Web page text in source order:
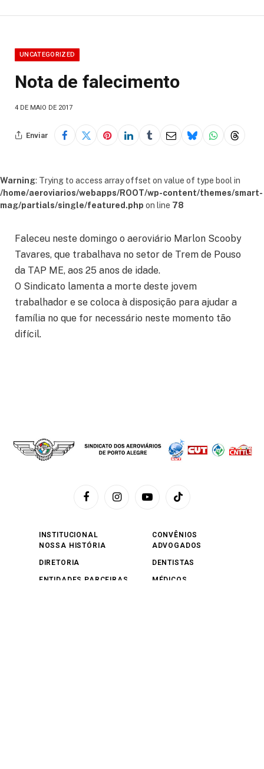
UNCATEGORIZED
Nota de falecimento
4 DE MAIO DE 2017
Enviar
Warning: Trying to access array offset on value of type bool in
/home/aeroviarios/webapps/ROOT/wp-content/themes/smart-
mag/partials/single/featured.php on line 78
Faleceu neste domingo o aeroviário Marlon Scooby
Tavares, que trabalhava no setor de Trem de Pouso
da TAP ME, aos 25 anos de idade.
O Sindicato lamenta a morte deste jovem
trabalhador e se coloca à disposição para ajudar a
família no que for necessário neste momento tão
difícil.
FacebookInstagramYouTubeTikTok
INSTITUCIONAL
NOSSA HISTÓRIA
DIRETORIA
ENTIDADES PARCEIRAS
CONVÊNIOS
ADVOGADOS
DENTISTAS
MÉDICOS